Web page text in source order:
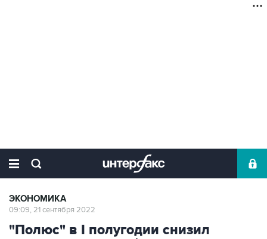
ЭКОНОМИКА
09:09, 21 сентября 2022
"Полюс" в I полугодии снизил